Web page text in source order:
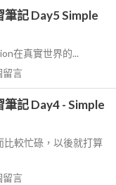
記 Day5 Simple
在真實世界的...
留言
記 Day4 - Simple
比較忙碌，以後就打算
留言